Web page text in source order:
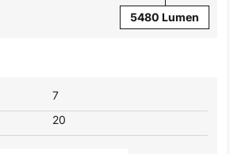
5480 Lumen
20
7